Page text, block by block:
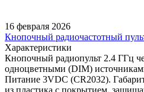
16 февраля 2026
Кнопочный радиочастотный
Характеристики
Кнопочный радиопульт 2.4 ГГц
одноцветными (DIM)
Питание 3VDC (CR2032).
из пластика с покрытием,